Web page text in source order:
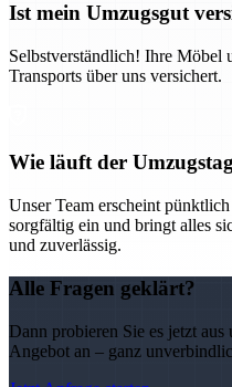
Ist mein Umzugsgut
Selbstverständlich! Ihre Möbel
Transports über uns versichert.
Wie läuft der
Unser Team erscheint
sorgfältig ein und bringt alles
und zuverlässig.
Alle Fragen geklärt?
Dann probieren Sie es jetzt
Angebot an – ganz